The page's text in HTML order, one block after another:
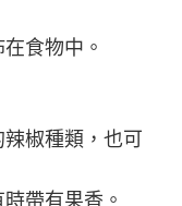
食物中。
椒種類，也可
帶有果香。